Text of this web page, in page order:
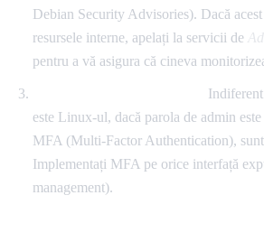
Debian Security Advisories). Dacă
resursele interne, apelați la servicii de
pentru a vă asigura că cineva
este Linux-ul, dacă parola de admin
MFA (Multi-Factor Authentication),
Implementați MFA pe orice interfață
management).